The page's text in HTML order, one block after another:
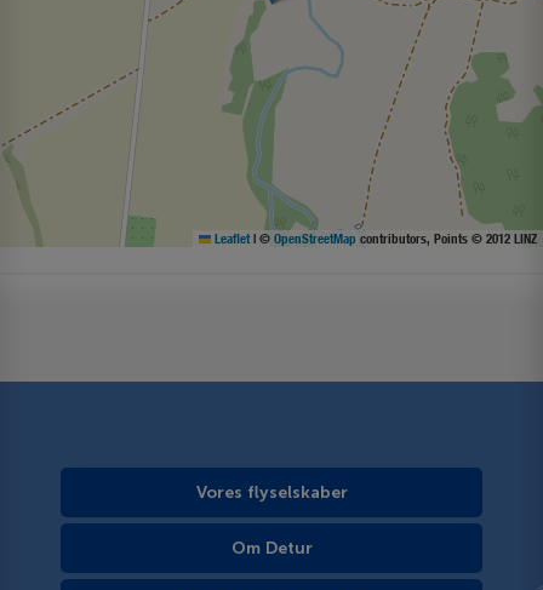
Leaflet | © OpenStreetMap contributors, Points © 2012 LINZ
Vores flyselskaber
Om Detur